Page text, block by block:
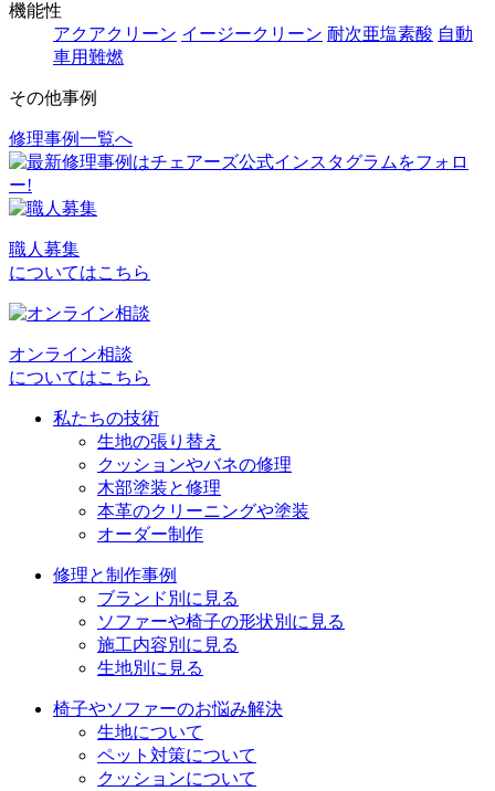
機能性
アクアクリーン イージークリーン 耐次亜塩素酸 自動
車用難燃
その他事例
投
稿
ナ
ビ
ゲ
ー
シ
ョ
修理事例一覧へ
職人募集
についてはこちら
オンライン相談
についてはこちら
私たちの技術
生地の張り替え
クッションやバネの修理
木部塗装と修理
本革のクリーニングや塗装
オーダー制作
修理と制作事例
ブランド別に見る
ソファーや椅子の形状別に見る
施工内容別に見る
生地別に見る
椅子やソファーのお悩み解決
生地について
ペット対策について
クッションについて